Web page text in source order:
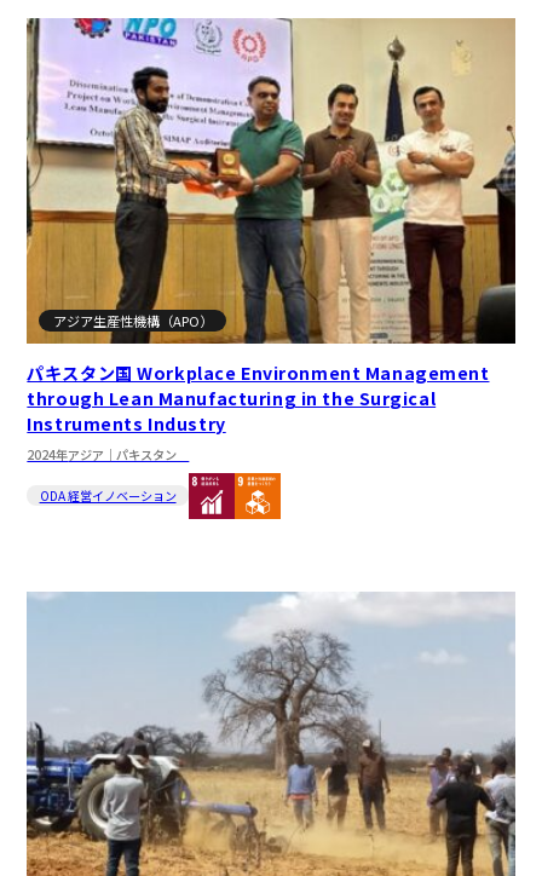
アジア生産性機構（APO）
パキスタン国 Workplace Environment Management
through Lean Manufacturing in the Surgical
Instruments Industry
2024年アジア｜パキスタン
ODA 経営イノベーション